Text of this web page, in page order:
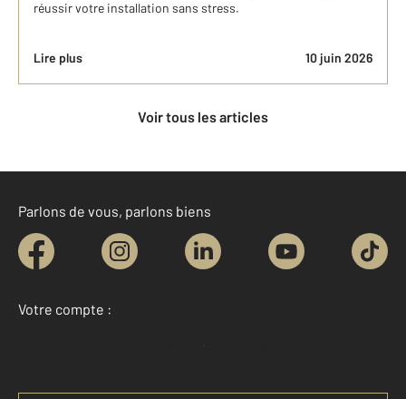
réussir votre installation sans stress.
Lire plus 10 juin 2026
Voir tous les articles
Parlons de vous, parlons biens
Votre compte :
Accéder à mon compte